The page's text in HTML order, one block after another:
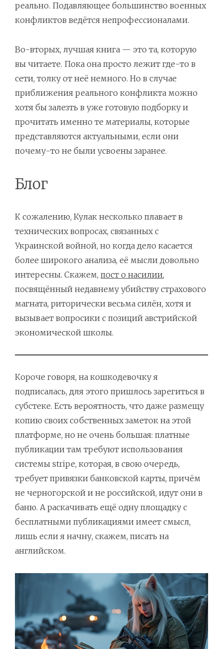
реально. Подавляющее большинство военных
конфликтов ведётся непрофессионалами.
Во-вторых, лучшая книга — это та, которую
вы читаете. Пока она просто лежит где-то в
сети, толку от неё немного. Но в случае
приближения реального конфликта можно
хотя бы залезть в уже готовую подборку и
прочитать именно те материалы, которые
представляются актуальными, если они
почему-то не были усвоены заранее.
Блог
К сожалению, Кулак несколько плавает в
технических вопросах, связанных с
Украинской войной, но когда дело касается
более широкого анализа, её мысли довольно
интересны. Скажем, пост о насилии,
посвящённый недавнему убийству страхового
магната, риторически весьма силён, хотя и
вызывает вопросики с позиций австрийской
экономической школы.
Короче говоря, на кошкодевочку я
подписалась, для этого пришлось зарегиться в
субстеке. Есть вероятность, что даже размещу
копию своих собственных заметок на этой
платформе, но не очень большая: платные
публикации там требуют использования
системы stripe, которая, в свою очередь,
требует привязки банковской карты, причём
не черногорской и не российской, идут они в
баню. А раскачивать ещё одну площадку с
бесплатными публикациями имеет смысл,
лишь если я начну, скажем, писать на
английском.